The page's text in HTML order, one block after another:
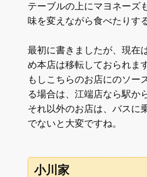
テーブルの上にマヨネーズ
味を変えながら食べたりす
最初に書きましたが、現在
め本店は移転しておられます
もしこちらのお店にのソー
る場合は、江端店なら駅か
それ以外のお店は、バスに
でないと大変ですね。
小川家